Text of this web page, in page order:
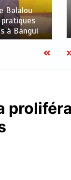
Balalou
à Bangui